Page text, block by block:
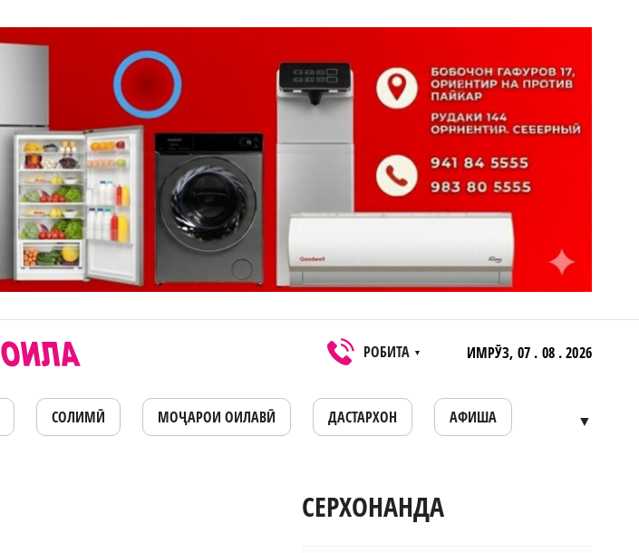
РОБИТА ▼ ИМРӮЗ, 07 . 08 . 2026
СОЛИМӢ МОҶАРОИ ОИЛАВӢ ДАСТАРХОН АФИША ▼
СЕРХОНАНДА